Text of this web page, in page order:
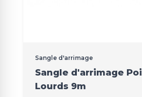
Sangle d'arrimage
Sangle d'arrimage
Lourds 9m